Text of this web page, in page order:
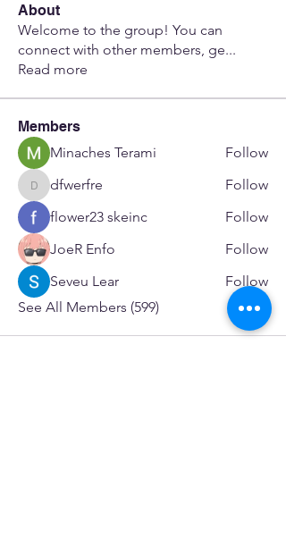
About
Welcome to the group! You can
connect with other members, ge...
Read more
Members
Minaches Terami
Follow
dfwerfre
dfwerfre
Follow
flower23 skeinc
Follow
JoeR Enfo
Follow
Seveu Lear
Follow
See All Members (599)